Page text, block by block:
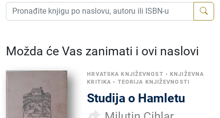
Možda će Vas zanimati i ovi naslovi
HRVATSKA KNJIŽEVNOST •KNJIŽEVNA
KRITIKA • TEORIJA KNJIŽEVNOSTI
Studija o Hamletu